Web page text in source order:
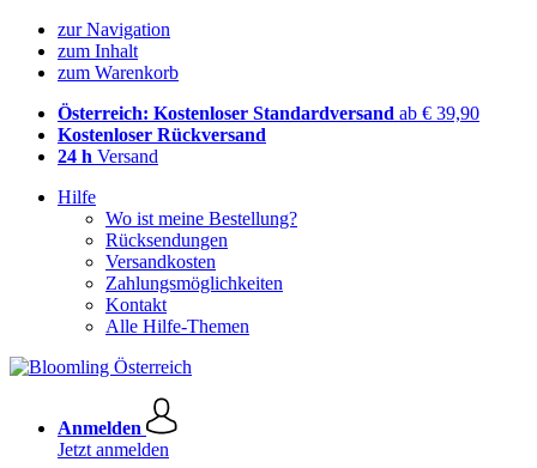
zur Navigation
zum Inhalt
zum Warenkorb
Österreich: Kostenloser Standardversand ab € 39,90
Kostenloser Rückversand
24 h Versand
Hilfe
Wo ist meine Bestellung?
Rücksendungen
Versandkosten
Zahlungsmöglichkeiten
Kontakt
Alle Hilfe-Themen
Anmelden
Jetzt anmelden